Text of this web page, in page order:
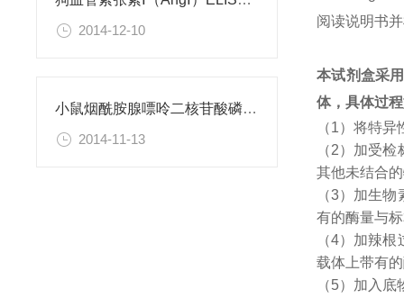
2014-12-10
小鼠烟酰胺腺嘌呤二核苷酸磷酸（NADPH）检测试剂盒
2014-11-13
阅读说明书
本试剂盒采
体，具体过
（1）将特
（2）加受
其他未结合
（3）加生
有的酶量与
（4）加辣
载体上带有
（5）加入